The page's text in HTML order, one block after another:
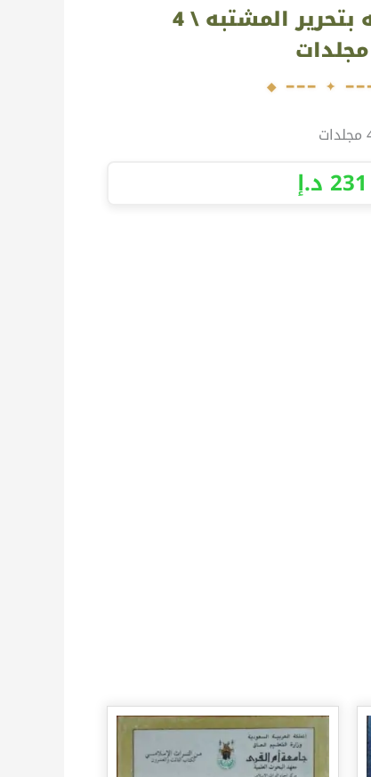
تبصير المنتبه بتحرير المشتبه \ 4
مجلدات
231 د.إ